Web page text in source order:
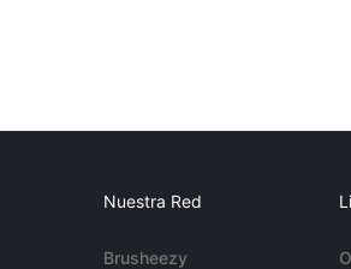
Nuestra Red
Brusheezy